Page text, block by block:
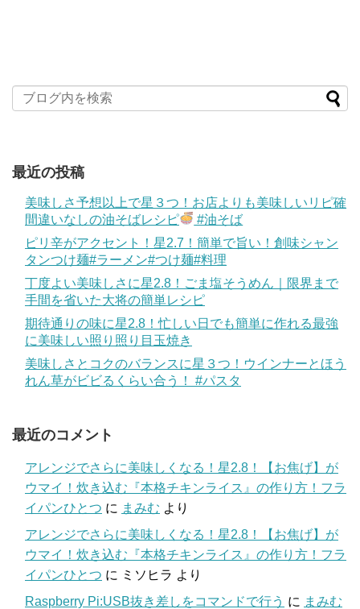
最近の投稿
美味しさ予想以上で星３つ！お店よりも美味しいリピ確
間違いなしの油そばレシピ
#油そば
ピリ辛がアクセント！星2.7！簡単で旨い！創味シャン
タンつけ麺#ラーメン#つけ麺#料理
丁度よい美味しさに星2.8！ごま塩そうめん｜限界まで
手間を省いた大将の簡単レシピ
期待通りの味に星2.8！忙しい日でも簡単に作れる最強
に美味しい照り照り目玉焼き
美味しさとコクのバランスに星３つ！ウインナーとほう
れん草がビビるくらい合う！ #パスタ
最近のコメント
アレンジでさらに美味しくなる！星2.8！【お焦げ】が
ウマイ！炊き込む『本格チキンライス』の作り方！フラ
イパンひとつ に まみむ より
アレンジでさらに美味しくなる！星2.8！【お焦げ】が
ウマイ！炊き込む『本格チキンライス』の作り方！フラ
イパンひとつ に ミソヒラ より
Raspberry Pi:USB抜き差しをコマンドで行う に まみむ